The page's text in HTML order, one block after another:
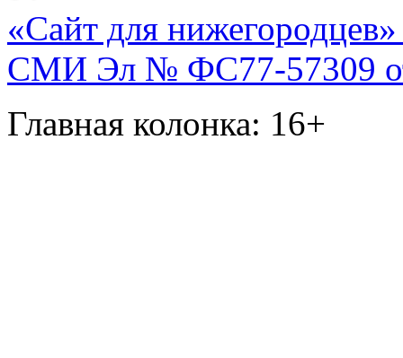
«Сайт для нижегородцев»
СМИ Эл № ФС77-57309
Главная колонка: 16+